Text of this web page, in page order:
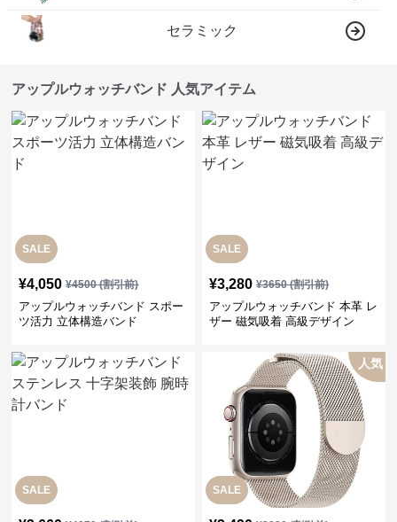
セラミック
アップルウォッチバンド 人気アイテム
SALE
¥4,050 ¥4500(割引前)
アップルウォッチバンド スポー
ツ活力 立体構造バンド
SALE
¥3,280 ¥3650(割引前)
アップルウォッチバンド 本革 レ
ザー 磁気吸着 高級デザイン
SALE SALE
人気